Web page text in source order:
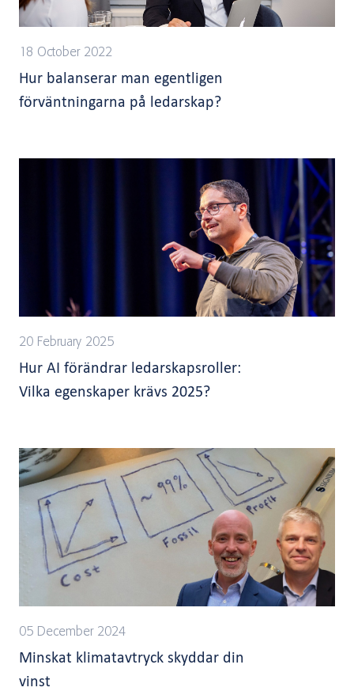
18 October 2022
Hur balanserar man egentligen
förväntningarna på ledarskap?
20 February 2025
Hur AI förändrar ledarskapsroller:
Vilka egenskaper krävs 2025?
05 December 2024
Minskat klimatavtryck skyddar din
vinst